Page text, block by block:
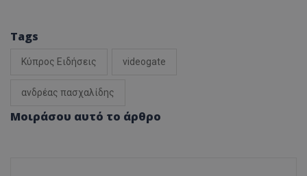
Tags
Κύπρος Ειδήσεις videogate
ανδρέας πασχαλίδης
Μοιράσου αυτό το άρθρο